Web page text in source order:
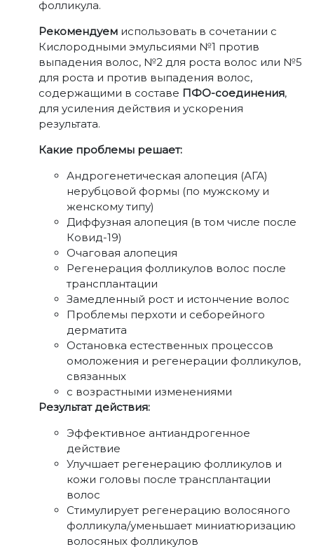
фолликула.
Рекомендуем использовать в сочетании с
Кислородными эмульсиями №1 против
выпадения волос, №2 для роста волос или №5
для роста и против выпадения волос,
содержащими в составе ПФО-соединения,
для усиления действия и ускорения
результата.
Какие проблемы решает:
Андрогенетическая алопеция (АГА)
нерубцовой формы (по мужскому и
женскому типу)
Диффузная алопеция (в том числе после
Ковид-19)
Очаговая алопеция
Регенерация фолликулов волос после
трансплантации
Замедленный рост и истончение волос
Проблемы перхоти и себорейного
дерматита
Остановка естественных процессов
омоложения и регенерации фолликулов,
связанных
с возрастными изменениями
Результат действия:
Эффективное антиандрогенное
действие
Улучшает регенерацию фолликулов и
кожи головы после трансплантации
волос
Стимулирует регенерацию волосяного
фолликула/уменьшает миниатюризацию
волосяных фолликулов